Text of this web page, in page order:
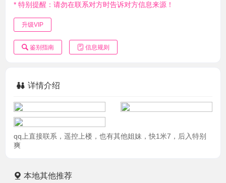
* 特别提醒：请勿在联系对方时告诉对方信息来源！
升级VIP
鉴别指南 信息规则
详情介绍
qq上直接联系，遥控上楼，也有其他姐妹，快1米7，后入特别
爽
本地其他推荐